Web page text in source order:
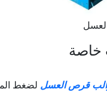
خاصة
قرص العسل لضغط